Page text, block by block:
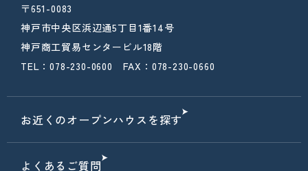
〒651-0083
神戸市中央区浜辺通5丁目1番14号
神戸商工貿易センタービル18階
TEL：078-230-0600 FAX：078-230-0660
お近くのオープンハウスを探す
よくあるご質問